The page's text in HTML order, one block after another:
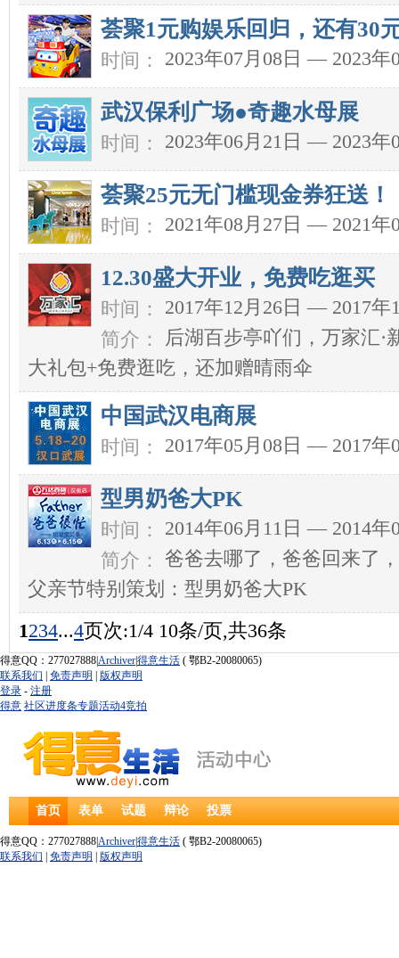
荟聚1元购娱乐回归，还有30
时间： 2023年07月08日 — 2023年
武汉保利广场●奇趣水母展
时间： 2023年06月21日 — 2023年
荟聚25元无门槛现金券狂送！
时间： 2021年08月27日 — 2021年
12.30盛大开业，免费吃逛买
时间：
2017年12月26日 — 2017年
简介：
后湖百步亭吖们，万家汇·
大礼包+免费逛吃，还加赠晴雨伞
中国武汉电商展
时间： 2017年05月08日 — 2017年
型男奶爸大PK
时间：
2014年06月11日 — 2014年
简介：
爸爸去哪了，爸爸回来了
父亲节特别策划：型男奶爸大PK
1234...4页次:1/4 10条/页,共36条
得意QQ：277027888|Archiver得意生活 ( 鄂B2-20080065)
联系我们
免责声明
版权声明
登录 - 注册
得意 社区进度条专题活动4竞拍
首页 表单 试题 辩论 投票
得意QQ：277027888|Archiver得意生活 ( 鄂B2-20080065)
联系我们
免责声明 版权声明